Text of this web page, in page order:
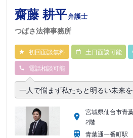
齋藤 耕平弁護士
つばさ法律事務所
初回面談無料 土日面談可能
電話相談可能
一人で悩まず私たちと明るい未来
宮城県仙台市青
2階
青葉通一番町駅